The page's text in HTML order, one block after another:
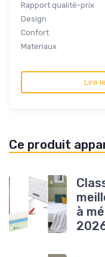
Rapport qualité-prix
Design
Confort
Materiaux
Lire
Ce produit
à